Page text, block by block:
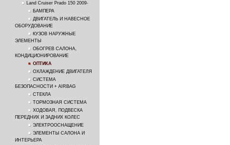
Land Cruiser Prado 150 2009-
БАМПЕРА
ДВИГАТЕЛЬ И НАВЕСНОЕ
ОБОРУДОВАНИЕ
КУЗОВ НАРУЖНЫЕ
ЭЛЕМЕНТЫ
ОБОГРЕВ САЛОНА,
КОНДИЦИОНИРОВАНИЕ
ОПТИКА
ОХЛАЖДЕНИЕ ДВИГАТЕЛЯ
СИСТЕМА
БЕЗОПАСНОСТИ + AIRBAG
СТЕКЛА
ТОРМОЗНАЯ СИСТЕМА
ХОДОВАЯ, ПОДВЕСКА
ПЕРЕДНИХ И ЗАДНИХ КОЛЕС
ЭЛЕКТРООСНАЩЕНИЕ
ЭЛЕМЕНТЫ САЛОНА И
ИНТЕРЬЕРА